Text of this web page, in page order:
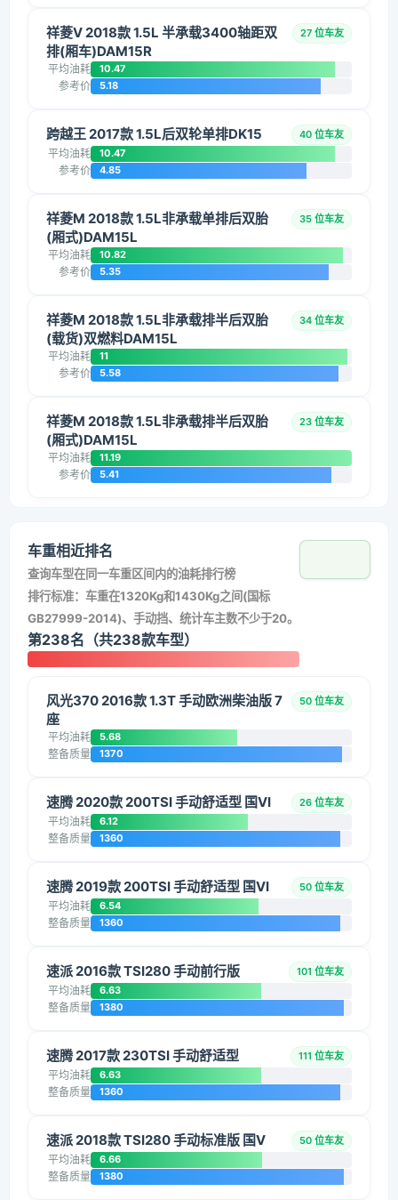
祥菱V 2018款 1.5L 半承载3400轴距双
排(厢车)DAM15R
27 位车友
平均油耗 10.47
参考价 5.18
跨越王 2017款 1.5L后双轮单排DK15 40 位车友
平均油耗 10.47
参考价 4.85
祥菱M 2018款 1.5L非承载单排后双胎
(厢式)DAM15L
35 位车友
平均油耗 10.82
参考价 5.35
祥菱M 2018款 1.5L非承载排半后双胎
(载货)双燃料DAM15L
34 位车友
平均油耗 11
参考价 5.58
祥菱M 2018款 1.5L非承载排半后双胎
(厢式)DAM15L
23 位车友
平均油耗 11.19
参考价 5.41
车重相近排名
查询车型在同一车重区间内的油耗排行榜
排行标准：车重在1320Kg和1430Kg之间(国标
GB27999-2014)、手动挡、统计车主数不少于20。
第238名（共238款车型）
风光370 2016款 1.3T 手动欧洲柴油版 7
座
50 位车友
平均油耗 5.68
整备质量 1370
速腾 2020款 200TSI 手动舒适型 国VI 26 位车友
平均油耗 6.12
整备质量 1360
速腾 2019款 200TSI 手动舒适型 国VI 50 位车友
平均油耗 6.54
整备质量 1360
速派 2016款 TSI280 手动前行版 101 位车友
平均油耗 6.63
整备质量 1380
速腾 2017款 230TSI 手动舒适型 111 位车友
平均油耗 6.63
整备质量 1360
速派 2018款 TSI280 手动标准版 国V 50 位车友
平均油耗 6.66
整备质量 1380